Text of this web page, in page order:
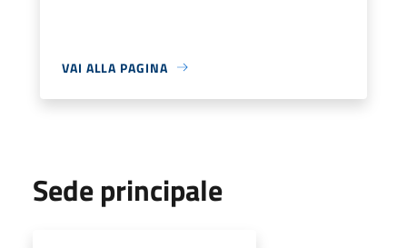
VAI ALLA PAGINA
Sede principale